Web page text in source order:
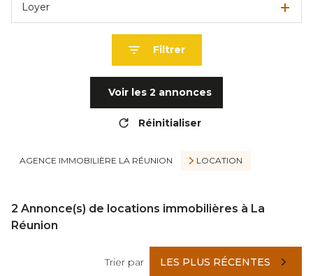
Loyer
Filtrer
Voir les 2 annonces
Réinitialiser
AGENCE IMMOBILIÈRE LA RÉUNION LOCATION
2 Annonce(s) de locations immobilières à La
Réunion
Trier par LES PLUS RÉCENTES